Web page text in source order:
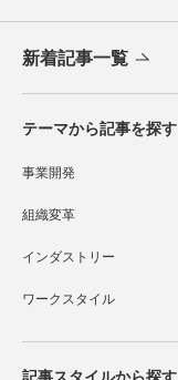
新着記事一覧
テーマから記事を探す
事業開発
組織変革
インダストリー
ワークスタイル